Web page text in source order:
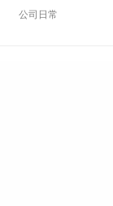
公司日常